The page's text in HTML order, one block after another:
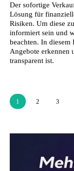
Der sofortige
Lösung für
Risiken. Um diese
informiert sein und
beachten. In diesem
Angebote erkennen
transparent ist.
1 2 3